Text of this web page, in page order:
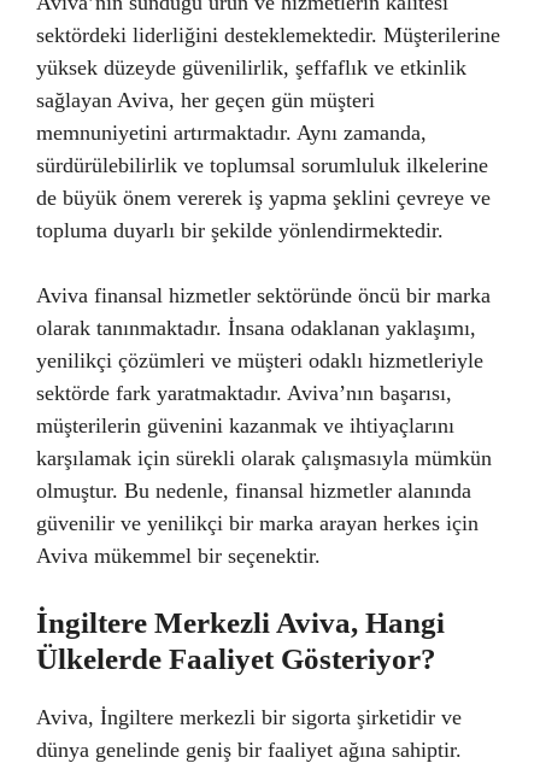
sektördeki liderliğini desteklemektedir. Müşterilerine
yüksek düzeyde güvenilirlik, şeffaflık ve etkinlik
sağlayan Aviva, her geçen gün müşteri
memnuniyetini artırmaktadır. Aynı zamanda,
sürdürülebilirlik ve toplumsal sorumluluk ilkelerine
de büyük önem vererek iş yapma şeklini çevreye ve
topluma duyarlı bir şekilde yönlendirmektedir.
Aviva finansal hizmetler sektöründe öncü bir marka
olarak tanınmaktadır. İnsana odaklanan yaklaşımı,
yenilikçi çözümleri ve müşteri odaklı hizmetleriyle
sektörde fark yaratmaktadır. Aviva’nın başarısı,
müşterilerin güvenini kazanmak ve ihtiyaçlarını
karşılamak için sürekli olarak çalışmasıyla mümkün
olmuştur. Bu nedenle, finansal hizmetler alanında
güvenilir ve yenilikçi bir marka arayan herkes için
Aviva mükemmel bir seçenektir.
İngiltere Merkezli Aviva, Hangi
Ülkelerde Faaliyet Gösteriyor?
Aviva, İngiltere merkezli bir sigorta şirketidir ve
dünya genelinde geniş bir faaliyet ağına sahiptir.